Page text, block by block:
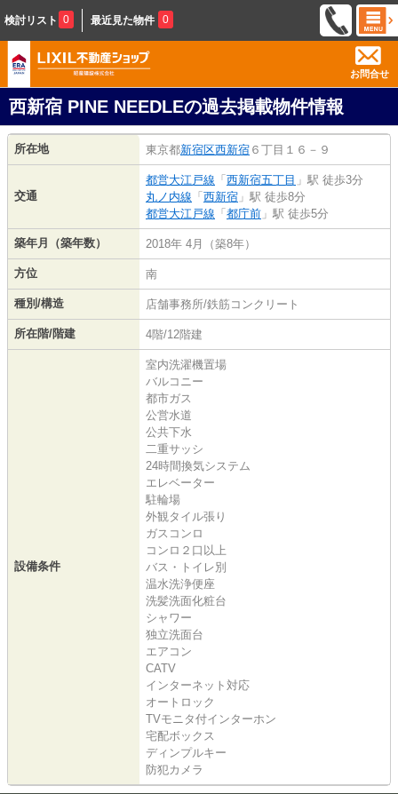
検討リスト 0 最近見た物件 0
お問合せ
西新宿 PINE NEEDLEの過去掲載物件情報
所在地 東京都新宿区西新宿 ６丁目１６－９
交通
都営大江戸線 「 西新宿五丁目 」駅 徒歩3分
丸ノ内線 「 西新宿 」駅 徒歩8分
都営大江戸線 「 都庁前 」駅 徒歩5分
築年月（築年数） 2018年 4月（築8年）
方位 南
種別/構造 店舗事務所/鉄筋コンクリート
所在階/階建 4階/12階建
設備条件
室内洗濯機置場
バルコニー
都市ガス
公営水道
公共下水
二重サッシ
24時間換気システム
エレベーター
駐輪場
外観タイル張り
ガスコンロ
コンロ２口以上
バス・トイレ別
温水洗浄便座
洗髪洗面化粧台
シャワー
独立洗面台
エアコン
CATV
インターネット対応
オートロック
TVモニタ付インターホン
宅配ボックス
ディンプルキー
防犯カメラ